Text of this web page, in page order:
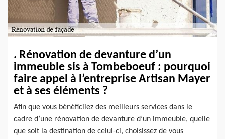
. Rénovation de devanture d’un
immeuble sis à Tombeboeuf : pourquoi
faire appel à l’entreprise Artisan Mayer
et à ses éléments ?
Afin que vous bénéficiiez des meilleurs services dans le
cadre d’une rénovation de devanture d’un immeuble, quelle
que soit la destination de celui-ci, choisissez de vous